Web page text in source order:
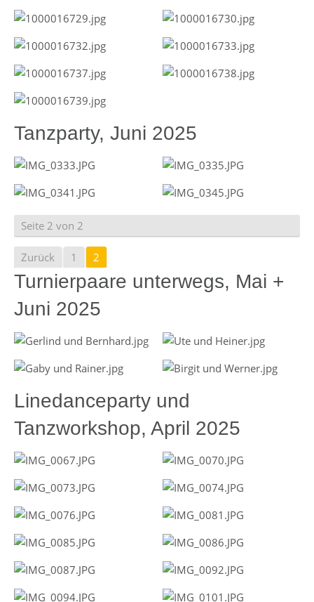
Tanzparty, Juni 2025
Seite 2 von 2
Zurück 1 2
Turnierpaare unterwegs, Mai +
Juni 2025
Linedanceparty und
Tanzworkshop, April 2025